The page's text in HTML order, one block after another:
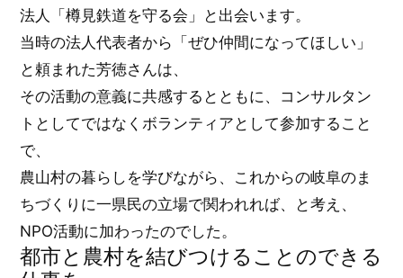
法人「樽見鉄道を守る会」と出会います。
当時の法人代表者から「ぜひ仲間になってほしい」
と頼まれた芳徳さんは、
その活動の意義に共感するとともに、コンサルタン
トとしてではなくボランティアとして参加すること
で、
農山村の暮らしを学びながら、これからの岐阜のま
ちづくりに一県民の立場で関われれば、と考え、
NPO活動に加わったのでした。
都市と農村を結びつけることのできる